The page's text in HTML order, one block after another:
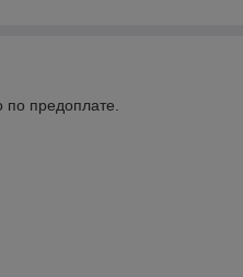
по предоплате.